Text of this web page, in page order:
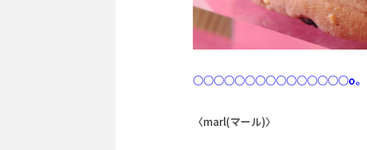
○○○○○○○○○○○○○○○o。
〈marl(マール)〉